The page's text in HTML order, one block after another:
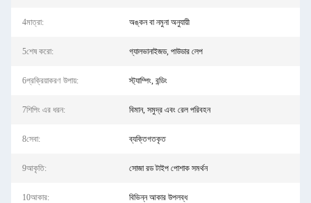
4মাত্রা: অঙ্কন বা নমুনা অনুযায়ী
5শেষ করো: গ্যালভানাইজড, পাউডার লেপ
6প্রক্রিয়াকরণ উপায়: স্ট্যাম্পিং, বন্ডিং
7শিপিং এর ধরন: বিমান, সমুদ্র এবং রেল পরিবহন
8সেবা: ব্যক্তিগতকৃত
9আকৃতি: সোজা রড টাইপ পোশাক সমর্থন
10আকার: বিভিন্ন আকার উপলব্ধ